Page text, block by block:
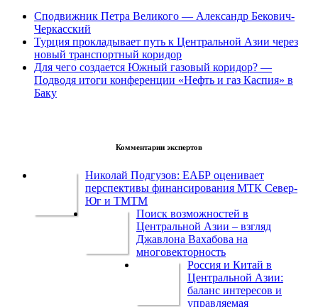
Сподвижник Петра Великого — Александр Бекович-
Черкасский
Турция прокладывает путь к Центральной Азии через
новый транспортный коридор
Для чего создается Южный газовый коридор? —
Подводя итоги конференции «Нефть и газ Каспия» в
Баку
Комментарии экспертов
Николай Подгузов: ЕАБР оценивает
перспективы финансирования МТК Север-
Юг и ТМТМ
Поиск возможностей в
Центральной Азии – взгляд
Джавлона Вахабова на
многовекторность
Россия и Китай в
Центральной Азии:
баланс интересов и
управляемая